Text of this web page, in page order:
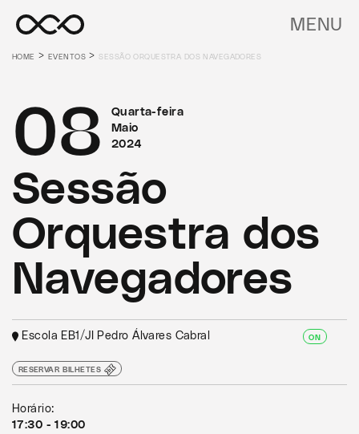
MENU
HOME >EVENTOS > SESSÃO ORQUESTRA DOS NAVEGADORES
Quarta-feira
Maio
2024
08
Sessão
Orquestra dos
Navegadores
Escola EB1/JI Pedro Álvares Cabral ON
RESERVAR BILHETES
Horário:
17:30 - 19:00